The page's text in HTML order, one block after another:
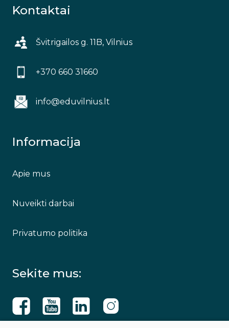
Kontaktai
Švitrigailos g. 11B, Vilnius
+370 660 31660
info@eduvilnius.lt
Informacija
Apie mus
Nuveikti darbai
Privatumo politika
Sekite mus: